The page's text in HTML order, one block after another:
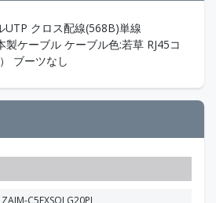
UTP クロス配線(568B)単線
ケーブル ケーブル色:若草 RJ45コ
ブーツなし
ZAIM-C5EXSOLG20PJ